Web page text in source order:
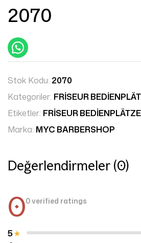
2070
Stok Kodu: 2070
Kategoriler: FRİSEUR
Etiketler: FRİSEUR BEDİENPLÄTZE
Marka: MYC BARBERSHOP
Değerlendirmeler (0)
00 verified ratings
5